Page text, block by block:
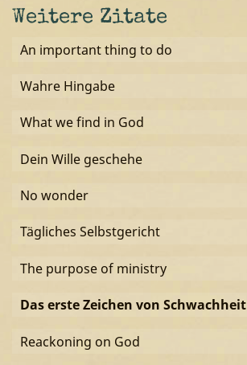
Weitere Zitate
An important thing to do
Wahre Hingabe
What we find in God
Dein Wille geschehe
No wonder
Tägliches Selbstgericht
The purpose of ministry
Das erste Zeichen von Schwachheit
Reackoning on God